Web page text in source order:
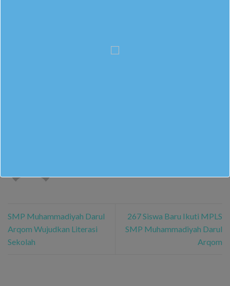
SMP Muhammadiyah Darul
Arqom Wujudkan Literasi
Sekolah
267 Siswa Baru Ikuti MPLS
SMP Muhammadiyah Darul
Arqom